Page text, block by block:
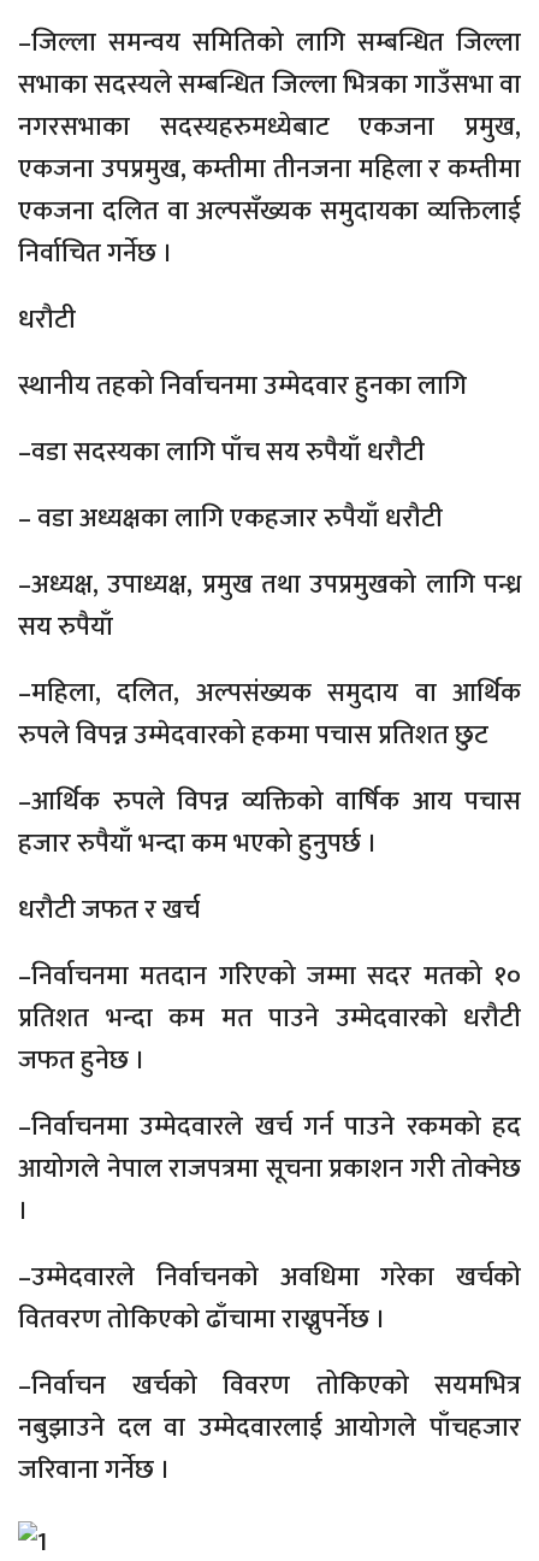
–जिल्ला समन्वय समितिको लागि सम्बन्धित जिल्ला
सभाका सदस्यले सम्बन्धित जिल्ला भित्रका गाउँसभा वा
नगरसभाका सदस्यहरुमध्येबाट एकजना प्रमुख,
एकजना उपप्रमुख, कम्तीमा तीनजना महिला र कम्तीमा
एकजना दलित वा अल्पसँख्यक समुदायका व्यक्तिलाई
निर्वाचित गर्नेछ ।
धरौटी
स्थानीय तहको निर्वाचनमा उम्मेदवार हुनका लागि
–वडा सदस्यका लागि पाँच सय रुपैयाँ धरौटी
– वडा अध्यक्षका लागि एकहजार रुपैयाँ धरौटी
–अध्यक्ष, उपाध्यक्ष, प्रमुख तथा उपप्रमुखको लागि पन्ध्र
सय रुपैयाँ
–महिला, दलित, अल्पसंख्यक समुदाय वा आर्थिक
रुपले विपन्न उम्मेदवारको हकमा पचास प्रतिशत छुट
–आर्थिक रुपले विपन्न व्यक्तिको वार्षिक आय पचास
हजार रुपैयाँ भन्दा कम भएको हुनुपर्छ ।
धरौटी जफत र खर्च
–निर्वाचनमा मतदान गरिएको जम्मा सदर मतको १०
प्रतिशत भन्दा कम मत पाउने उम्मेदवारको धरौटी
जफत हुनेछ ।
–निर्वाचनमा उम्मेदवारले खर्च गर्न पाउने रकमको हद
आयोगले नेपाल राजपत्रमा सूचना प्रकाशन गरी तोक्नेछ
।
–उम्मेदवारले निर्वाचनको अवधिमा गरेका खर्चको
वितवरण तोकिएको ढाँचामा राख्नुपर्नेछ ।
–निर्वाचन खर्चको विवरण तोकिएको सयमभित्र
नबुझाउने दल वा उम्मेदवारलाई आयोगले पाँचहजार
जरिवाना गर्नेछ ।